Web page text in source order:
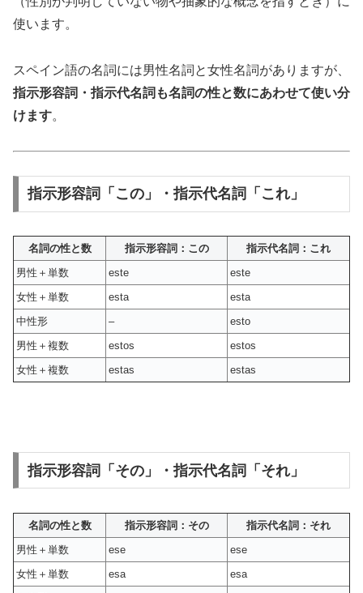
使います。
スペイン語の名詞には男性名詞と女性名詞がありますが、
指示形容詞・指示代名詞も名詞の性と数にあわせて使い分
けます。
指示形容詞「この」・指示代名詞「これ」
名詞の性と数 指示形容詞：この
指示代名詞：これ
男性＋単数
este
este
女性＋単数
esta
esta
中性形
–
esto
男性＋複数
estos
estos
女性＋複数
estas estas
指示形容詞「その」・指示代名詞「それ」
名詞の性と数 指示形容詞：その
指示代名詞：それ
男性＋単数
ese
ese
女性＋単数
esa
esa